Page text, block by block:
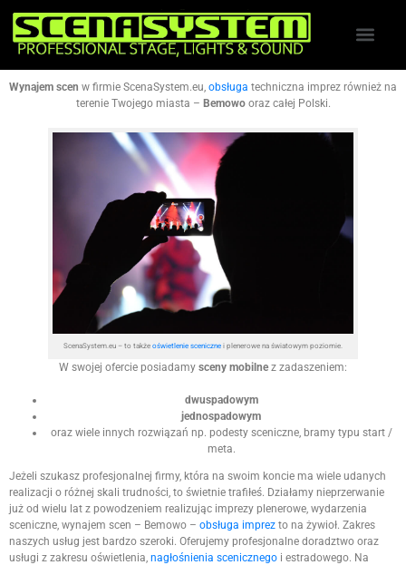
Wynajem scen w firmie ScenaSystem.eu, obsługa techniczna imprez również na
terenie Twojego miasta – Bemowo oraz całej Polski.
ScenaSystem.eu – to także oświetlenie scenicznei plenerowe na światowym poziomie.
W swojej ofercie posiadamy sceny mobilne z zadaszeniem:
dwuspadowym
jednospadowym
oraz wiele innych rozwiązań np. podesty sceniczne, bramy typu start /
meta.
Jeżeli szukasz profesjonalnej firmy, która na swoim koncie ma wiele udanych
realizacji o różnej skali trudności, to świetnie trafiłeś. Działamy nieprzerwanie
już od wielu lat z powodzeniem realizując imprezy plenerowe, wydarzenia
sceniczne, wynajem scen – Bemowo – obsługa imprez to na żywioł. Zakres
naszych usług jest bardzo szeroki. Oferujemy profesjonalne doradztwo oraz
usługi z zakresu oświetlenia, nagłośnienia scenicznego i estradowego. Na